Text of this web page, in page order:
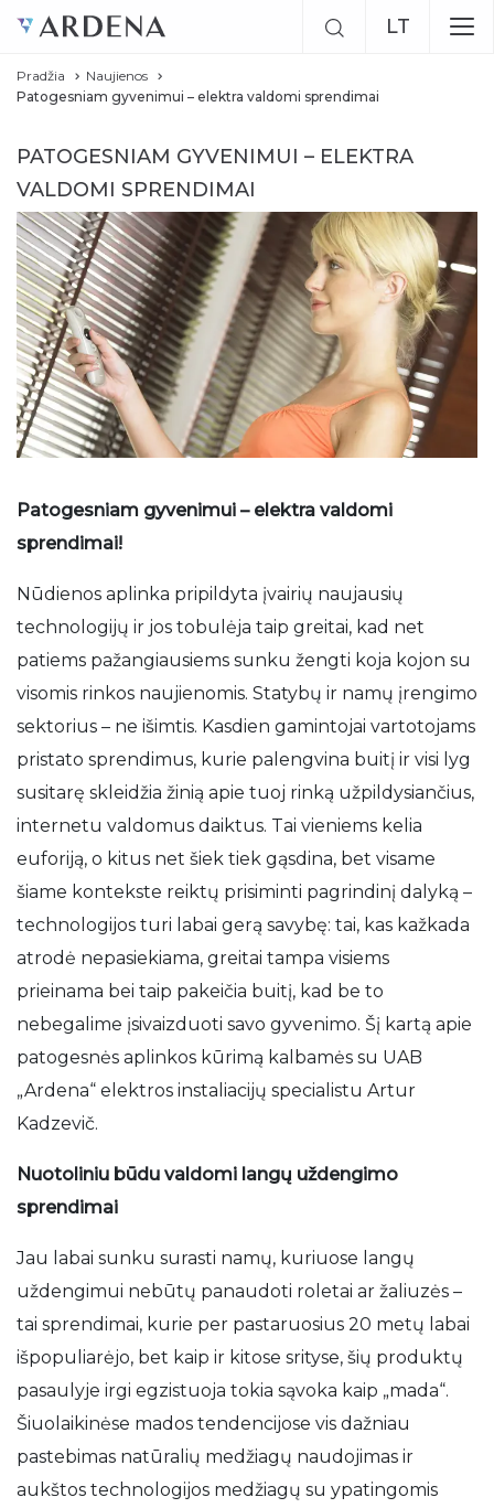
LT
Pradžia
Naujienos
Patogesniam gyvenimui – elektra valdomi sprendimai
PATOGESNIAM GYVENIMUI – ELEKTRA
VALDOMI SPRENDIMAI
Patogesniam gyvenimui – elektra valdomi
sprendimai!
Nūdienos aplinka pripildyta įvairių naujausių
technologijų ir jos tobulėja taip greitai, kad net
patiems pažangiausiems sunku žengti koja kojon su
visomis rinkos naujienomis. Statybų ir namų įrengimo
sektorius – ne išimtis. Kasdien gamintojai vartotojams
pristato sprendimus, kurie palengvina buitį ir visi lyg
susitarę skleidžia žinią apie tuoj rinką užpildysiančius,
internetu valdomus daiktus. Tai vieniems kelia
euforiją, o kitus net šiek tiek gąsdina, bet visame
šiame kontekste reiktų prisiminti pagrindinį dalyką –
technologijos turi labai gerą savybę: tai, kas kažkada
atrodė nepasiekiama, greitai tampa visiems
prieinama bei taip pakeičia buitį, kad be to
nebegalime įsivaizduoti savo gyvenimo. Šį kartą apie
patogesnės aplinkos kūrimą kalbamės su UAB
„Ardena“ elektros instaliacijų specialistu Artur
Kadzevič.
Nuotoliniu būdu valdomi langų uždengimo
sprendimai
Jau labai sunku surasti namų, kuriuose langų
uždengimui nebūtų panaudoti roletai ar žaliuzės –
tai sprendimai, kurie per pastaruosius 20 metų labai
išpopuliarėjo, bet kaip ir kitose srityse, šių produktų
pasaulyje irgi egzistuoja tokia sąvoka kaip „mada“.
Šiuolaikinėse mados tendencijose vis dažniau
pastebimas natūralių medžiagų naudojimas ir
aukštos technologijos medžiagų su ypatingomis